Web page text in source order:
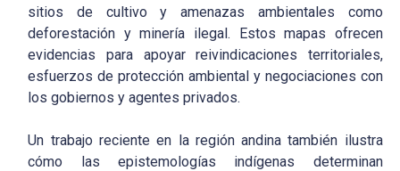
sitios de cultivo y amenazas ambientales como
deforestación y minería ilegal. Estos mapas ofrecen
evidencias para apoyar reivindicaciones territoriales,
esfuerzos de protección ambiental y negociaciones con
los gobiernos y agentes privados.
Un trabajo reciente en la región andina también ilustra
cómo las epistemologías indígenas determinan